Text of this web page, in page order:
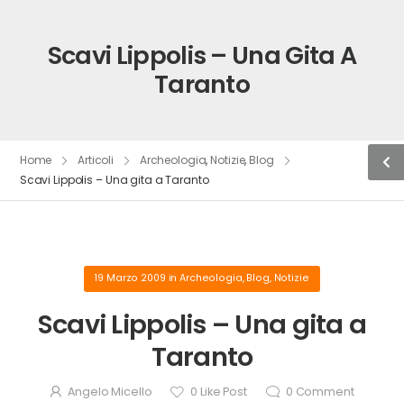
Scavi Lippolis – Una Gita A
Taranto
Home Articoli Archeologia, Notizie, Blog
Scavi Lippolis – Una gita a Taranto
19 Marzo 2009 inArcheologia, Blog, Notizie
Scavi Lippolis – Una gita a
Taranto
Angelo Micello 0 Like Post 0 Comment